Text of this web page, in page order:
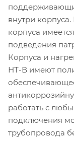
внутри
корпуса
подведения
Корпуса и
НТ-В имеют
работать с
подключения
трубопровода